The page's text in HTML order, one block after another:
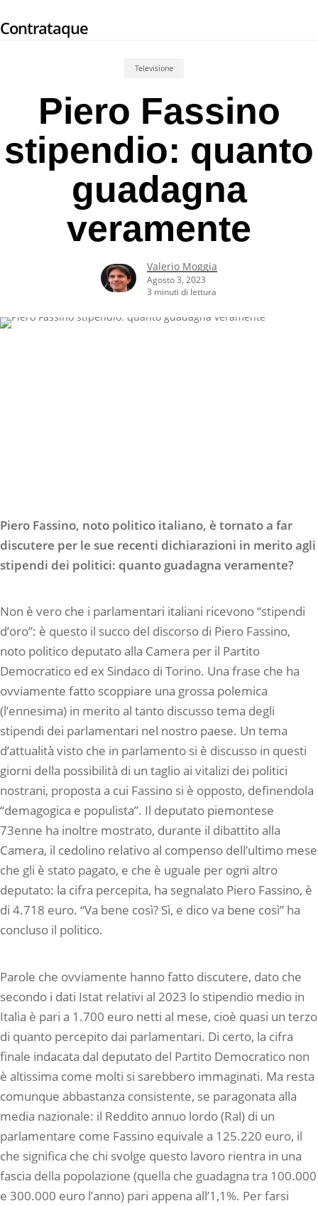
to
Contrataque
Televisione
Piero Fassino
stipendio: quanto
guadagna
veramente
Valerio Moggia
Agosto 3, 2023
3 minuti di lettura
Piero Fassino, noto politico italiano, è tornato a far
discutere per le sue recenti dichiarazioni in merito agli
stipendi dei politici: quanto guadagna veramente?
Non è vero che i parlamentari italiani ricevono “stipendi
d’oro”: è questo il succo del discorso di Piero Fassino,
noto politico deputato alla Camera per il Partito
Democratico ed ex Sindaco di Torino. Una frase che ha
ovviamente fatto scoppiare una grossa polemica
(l’ennesima) in merito al tanto discusso tema degli
stipendi dei parlamentari nel nostro paese. Un tema
d’attualità visto che in parlamento si è discusso in questi
giorni della possibilità di un taglio ai vitalizi dei politici
nostrani, proposta a cui Fassino si è opposto, definendola
“demagogica e populista”. Il deputato piemontese
73enne ha inoltre mostrato, durante il dibattito alla
Camera, il cedolino relativo al compenso dell’ultimo mese
che gli è stato pagato, e che è uguale per ogni altro
deputato: la cifra percepita, ha segnalato Piero Fassino, è
di 4.718 euro. “Va bene così? Sì, e dico va bene così” ha
concluso il politico.
Parole che ovviamente hanno fatto discutere, dato che
secondo i dati Istat relativi al 2023 lo stipendio medio in
Italia è pari a 1.700 euro netti al mese, cioè quasi un terzo
di quanto percepito dai parlamentari. Di certo, la cifra
finale indacata dal deputato del Partito Democratico non
è altissima come molti si sarebbero immaginati. Ma resta
comunque abbastanza consistente, se paragonata alla
media nazionale: il Reddito annuo lordo (Ral) di un
parlamentare come Fassino equivale a 125.220 euro, il
che significa che chi svolge questo lavoro rientra in una
fascia della popolazione (quella che guadagna tra 100.000
e 300.000 euro l’anno) pari appena all’1,1%. Per farsi